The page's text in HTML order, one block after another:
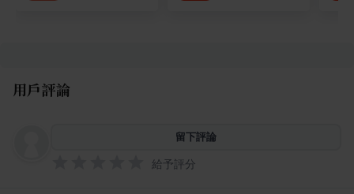
用戶評論
留下評論
給予評分